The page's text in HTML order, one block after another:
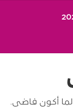
أكون فاضي.